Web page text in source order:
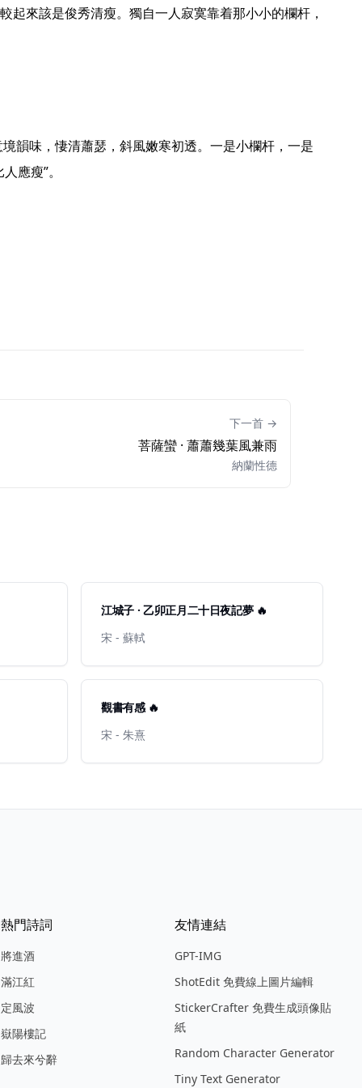
起來該是俊秀清瘦。獨自一人寂寞靠着那小小的欄杆，
應瘦”。
下一首 →
菩薩蠻 · 蕭蕭幾葉風兼雨
納蘭性德
江城子 · 乙卯正月二十日夜記夢 🔥
宋 - 蘇軾
觀書有感 🔥
宋 - 朱熹
熱門詩詞
將進酒
滿江紅
定風波
嶽陽樓記
歸去來兮辭
友情連結
GPT-IMG
ShotEdit 免費線上圖片編輯
StickerCrafter 免費生成頭像貼
紙
Random Character Generator
Tiny Text Generator